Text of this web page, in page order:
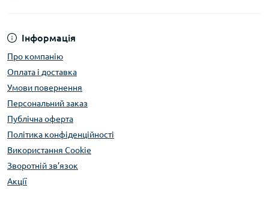
Інформація
Про компанію
Оплата і доставка
Умови повернення
Персональний заказ
Публічна оферта
Політика конфіденційності
Використання Сookie
Зворотній зв’язок
Акції